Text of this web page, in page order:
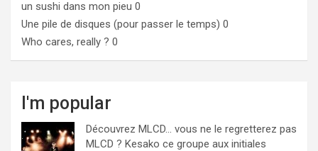
un sushi dans mon pieu 0
Une pile de disques (pour passer le temps) 0
Who cares, really ? 0
I'm popular
Découvrez MLCD… vous ne le regretterez pas
MLCD ? Kesako ce groupe aux initiales